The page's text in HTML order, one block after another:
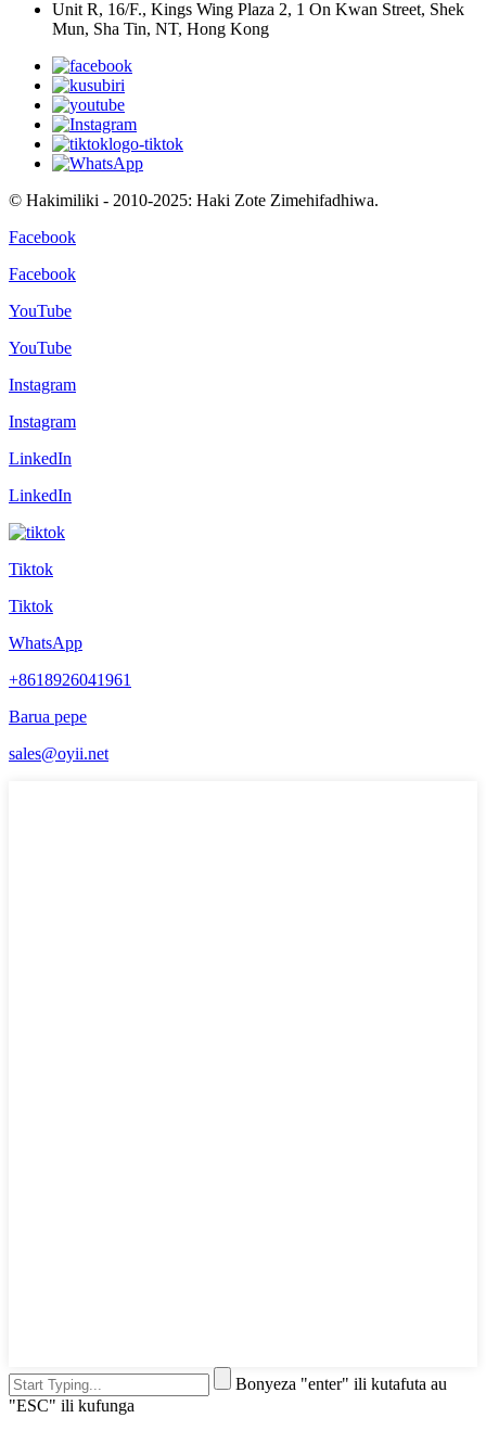
Unit R, 16/F., Kings Wing Plaza 2, 1 On Kwan Street, Shek
Mun, Sha Tin, NT, Hong Kong
© Hakimiliki - 2010-2025: Haki Zote Zimehifadhiwa.
Facebook
Facebook
YouTube
YouTube
Instagram
Instagram
LinkedIn
LinkedIn
Tiktok
Tiktok
WhatsApp
+8618926041961
Barua pepe
sales@oyii.net
Bonyeza "enter" ili kutafuta au
"ESC" ili kufunga